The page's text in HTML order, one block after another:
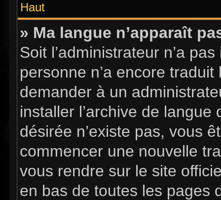
Haut
» Ma langue n’apparaît
Soit l’administrateur n’a
personne n’a encore
demander à un
installer l’archive de
désirée n’existe pas, vous
commencer une nouvelle
vous rendre sur le site
en bas de toutes les pages